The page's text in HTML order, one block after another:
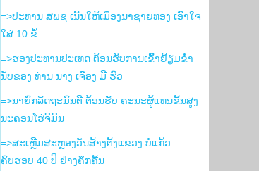
=>ປະທານ ສພຊ ເນັ້ນໃຫ້ເມືອງນາຊາຍທອງ ເອົາໃຈ
ໃສ່ 10 ຂໍ້
=>ຮອງ​ປະທານ​ປະເທດ ຕ້ອນຮັບ​ການ​ເຂົ້າ​ຢ້ຽມ​ຂ່ຳ
ນັບ​ຂອງ ທ່ານ ນາງ ເຈືອງ ມີ ຮົວ
=>ນາຍົກລັດຖະມົນຕີ ຕ້ອນຮັບ ຄະນະຜູ້ແທນຂັ້ນສູງ
ນະຄອນໂຮ່ຈິມິນ
=>ສະເຫຼີມສະຫຼອງວັນສ້າງຕັ້ງແຂວງ ບໍ່ແກ້ວ
ຄົບຮອບ 40 ປີ ຢ່າງຄຶກຄື້ນ